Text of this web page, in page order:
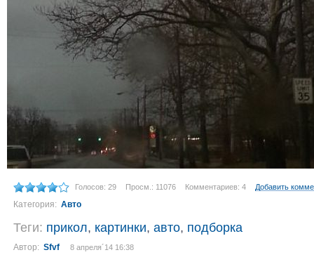
Голосов: 29 Просм.: 11076 Комментариев: 4 Добавить
Категория: Авто
Теги: прикол, картинки, авто, подборка
Автор: Sfvf 8 апреля´14 16:38